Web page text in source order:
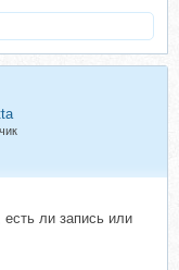
ли запись или